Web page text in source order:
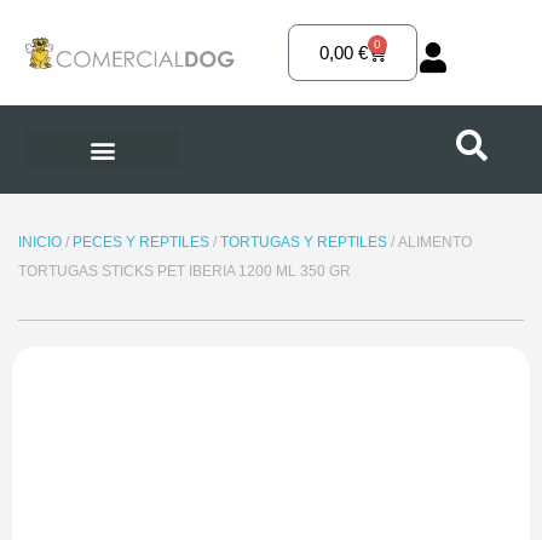
contenido
0,00€ 0
Carrito
INICIO/ PECES Y REPTILES/ TORTUGAS Y REPTILES/ ALIMENTO
TORTUGAS STICKS PET IBERIA 1200 ML 350 GR